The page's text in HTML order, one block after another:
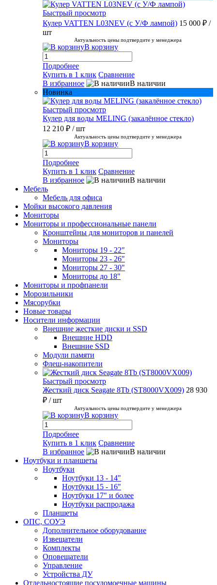
Быстрый просмотр
Кулер VATTEN L03NEV (с У/Ф лампой) 15 000 ₽ /
шт
Актуальность цены подтвердите у менеджера
В корзину
Подробнее
Купить в 1 клик Сравнение
В избранное
В наличии
Новинка
Быстрый просмотр
Кулер для воды MELING (закалённое стекло)
12 210 ₽ / шт
Актуальность цены подтвердите у менеджера
В корзину
Подробнее
Купить в 1 клик Сравнение
В избранное
В наличии
Мебель
Мебель для офиса
Мойки высокого давления
Мониторы
Мониторы и профессиональные панели
Кронштейны для мониторов и панелей
Мониторы
Мониторы 19 - 22"
Мониторы 23 - 26"
Мониторы 27 - 30"
Мониторы до 18"
Мониторы и профпанели
Морозильники
Мясорубки
Новые товары
Носители информации
Внешние жесткие диски и SSD
Внешние HDD
Внешние SSD
Модули памяти
Флеш-накопители
Быстрый просмотр
Жесткий диск Seagate 8Tb (ST8000VX009) 28 930
₽ / шт
Актуальность цены подтвердите у менеджера
В корзину
Подробнее
Купить в 1 клик Сравнение
В избранное
В наличии
Ноутбуки и планшеты
Ноутбуки
Ноутбуки 13 - 14"
Ноутбуки 15 - 16"
Ноутбуки 17" и более
Ноутбуки распродажа
Планшеты
ОПС, СОУЭ
Дополнительное оборудование
Извещатели
Комплекты
Оповещатели
Управление
Устройства ДУ
Отдельностоящие посудомоечные машины